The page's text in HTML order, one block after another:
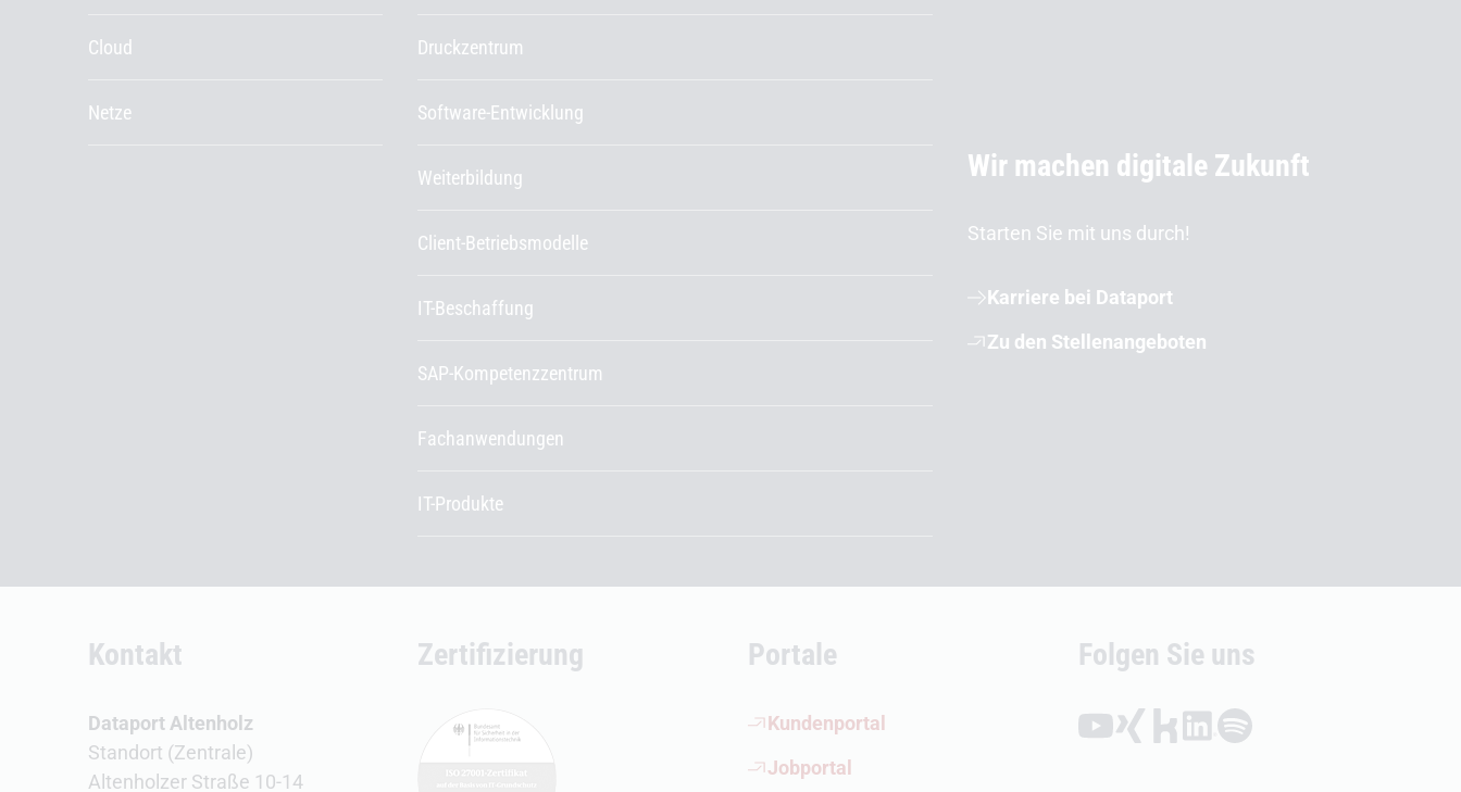
Cloud
Netze
Druckzentrum
Software-Entwicklung
Weiterbildung
Client-Betriebsmodelle
IT-Beschaffung
SAP-Kompetenzzentrum
Fachanwendungen
IT-Produkte
Wir machen digitale Zukunft
Starten Sie mit uns durch!
Karriere bei Dataport
Zu den Stellenangeboten
Kontakt
Dataport Altenholz
Standort (Zentrale)
Altenholzer Straße 10-14
Zertifizierung Portale
Kundenportal
(Öffnet externen Link)
Jobportal
(Öffnet externen Link)
Folgen Sie uns
Folgen auf YouTube (Öffnet externen Link)
Folgen auf Xing (Öffnet externen Link)
Folgen auf Kununu (Öffnet externen
Folgen auf LinkedIn (Öffnet
Folgen auf Spotify (Öffnet